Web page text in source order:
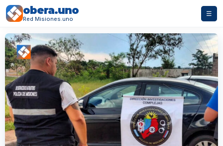
obera.uno
Red Misiones.uno
☰